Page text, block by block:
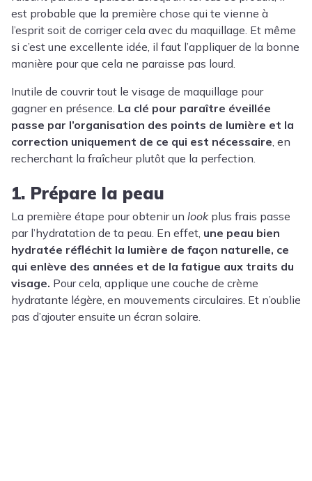
est probable que la première chose qui te vienne à
l’esprit soit de corriger cela avec du maquillage. Et même
si c’est une excellente idée, il faut l’appliquer de la bonne
manière pour que cela ne paraisse pas lourd.
Inutile de couvrir tout le visage de maquillage pour
gagner en présence. La clé pour paraître éveillée
passe par l’organisation des points de lumière et la
correction uniquement de ce qui est nécessaire , en
recherchant la fraîcheur plutôt que la perfection.
1. Prépare la peau
La première étape pour obtenir un lookplus frais passe
par l’hydratation de ta peau. En effet, une peau bien
hydratée réfléchit la lumière de façon naturelle, ce
qui enlève des années et de la fatigue aux traits du
visage. Pour cela, applique une couche de crème
hydratante légère, en mouvements circulaires. Et n’oublie
pas d’ajouter ensuite un écran solaire.